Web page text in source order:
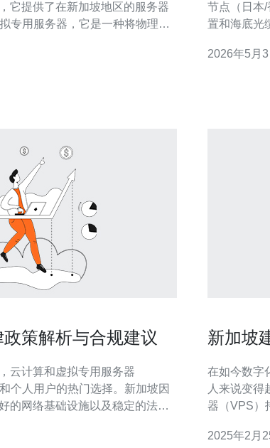
它提供了在新加坡地区的服务器
专用服务器，它是一种将物理服
坡地区提供稳定可靠的服务器租
节点（日本
置和海底光
连质量，因
2026年5月3
策解析与合规建议
云计算和虚拟专用服务器
个人用户的热门选择。新加坡因
的网络基础设施以及稳定的法律
户在选择服务时需要有清晰的了
新加坡
在如今数字
人来说变得
器（VPS）
旨在帮助您更好
2025年2月